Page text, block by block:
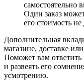
самостоятельно
Один заказ
его стоимость
Дополнительная
магазине, доставке
Поможет вам
и развеять его
усмотрению.